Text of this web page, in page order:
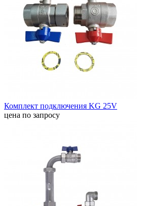
Комплект подключения KG 25V
цена по запросу